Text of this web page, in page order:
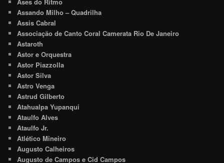
Assando Milho – Quadrilha
Assis Cabral
Associação de Canto Coral Camerata Rio De Janeiro
Astaroth
Astor e Orquestra
Astor Piazzolla
Astor Silva
Astro Venga
Astrud Gilberto
Atahualpa Yupanqui
Ataulfo Alves
Ataulfo Jr.
Atlético Mineiro
Augusto Calheiros
Augusto de Campos e Cid Campos